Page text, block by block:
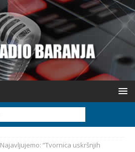
Najavljujemo: ”Tvornica uskršnjih